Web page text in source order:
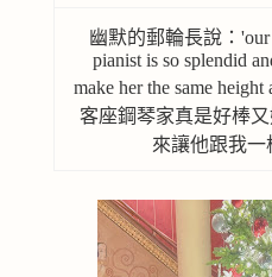
幽默的郵輪長說：'our
pianist is so splendid
make her the same
客座鋼琴家真是好棒
來讓他跟我一